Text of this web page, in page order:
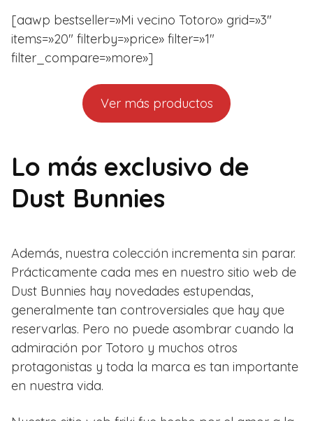
[aawp bestseller=»Mi vecino Totoro» grid=»3″
items=»20″ filterby=»price» filter=»1″
filter_compare=»more»]
Ver más productos
Lo más exclusivo de
Dust Bunnies
Además, nuestra colección incrementa sin parar.
Prácticamente cada mes en nuestro sitio web de
Dust Bunnies hay novedades estupendas,
generalmente tan controversiales que hay que
reservarlas. Pero no puede asombrar cuando la
admiración por Totoro y muchos otros
protagonistas y toda la marca es tan importante
en nuestra vida.